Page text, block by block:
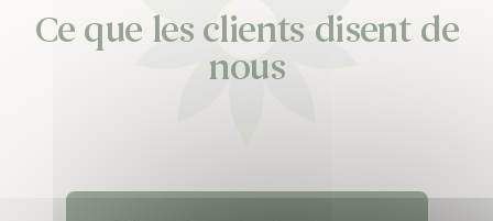
Ce que les clients disent de
nous